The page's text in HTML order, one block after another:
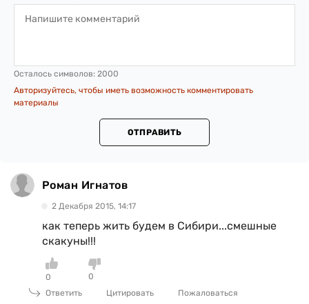
Осталось символов: 2000
Авторизуйтесь, чтобы иметь возможность комментировать
материалы
ОТПРАВИТЬ
Роман Игнатов
2 Декабря 2015, 14:17
как теперь жить будем в Сибири...смешные
скакуны!!!
0
0
Ответить
Цитировать Пожаловаться